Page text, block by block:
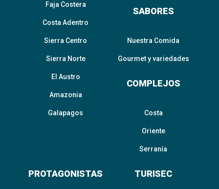
Faja Costera
Costa Adentro
Sierra Centro
Sierra Norte
El Austro
Amazonia
Galapagos
SABORES
Nuestra Comida
Gourmet y variedades
COMPLEJOS
Costa
Oriente
Serranía
PROTAGONISTAS TURISEC